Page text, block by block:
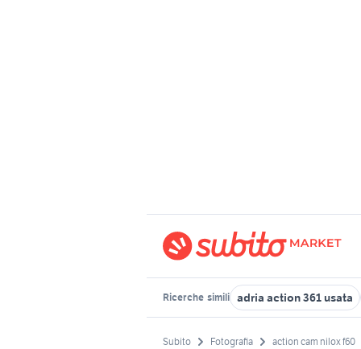
Ricerche simili adria action 361 usata
Subito Fotografia action cam nilox f60